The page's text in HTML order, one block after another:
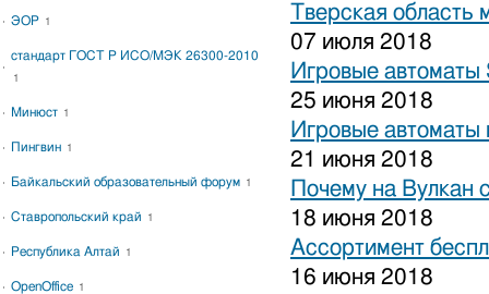
Тверская область
07 июля 2018
Игровые автоматы
25 июня 2018
Игровые
21 июня 2018
Почему на Вулкан
18 июня 2018
Ассортимент
16 июня 2018
ЭОР 1
стандарт ГОСТ Р ИСО/МЭК 26300-2010
1
Минюст 1
Пингвин 1
Байкальский образовательный форум 1
Ставропольский край 1
Республика Алтай 1
OpenOffice 1